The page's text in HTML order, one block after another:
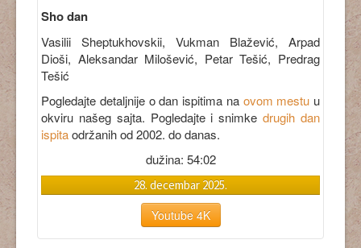
Sho dan
Vasilii Sheptukhovskii, Vukman Blažević, Arpad
Dioši, Aleksandar Milošević, Petar Tešić, Predrag
Tešić
Pogledajte detaljnije o dan ispitima na ovom mestu u
okviru našeg sajta. Pogledajte i snimkedrugih dan
ispitaodržanih od 2002. do danas.
dužina: 54:02
28. decembar 2025.
Youtube 4K